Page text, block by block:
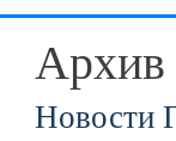
Архив
Новости